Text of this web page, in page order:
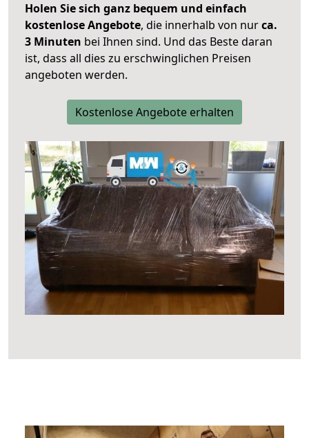
Holen Sie sich ganz bequem und einfach
kostenlose Angebote, die innerhalb von nurca.
3 Minuten bei Ihnen sind. Und das Beste daran
ist, dass all dies zu erschwinglichen Preisen
angeboten werden.
Kostenlose Angebote erhalten